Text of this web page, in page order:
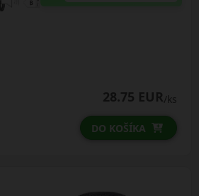
28.75 EUR/ks
DO KOŠÍKA